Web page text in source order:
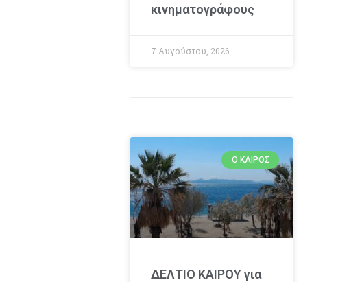
κινηματογράφους
7 Αυγούστου, 2026
Ο ΚΑΙΡΌΣ
ΔΕΛΤΙΟ ΚΑΙΡΟΥ για